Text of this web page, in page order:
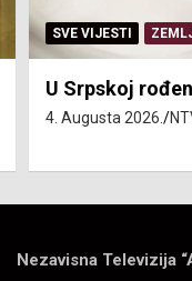
SVE VIJESTI
U Srpskoj
4. Augusta 2026.
Nezavisna Televizija